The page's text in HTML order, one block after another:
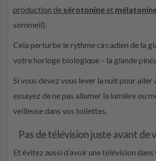
production de sérotonine et
sommeil).
Cela perturbe le rythme circadien de la
votre horloge biologique – la glande
Si vous devez vous lever la nuit pour
essayez de ne pas allumer la lumière ou
veilleuse dans vos toilettes.
Pas de télévision juste avant de
Et évitez aussi d’avoir une télévision